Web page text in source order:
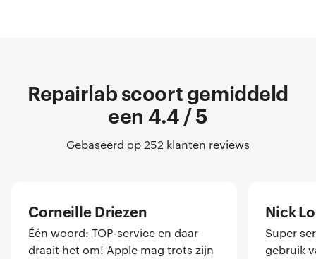
Repairlab scoort gemiddeld
een 4.4 / 5
Gebaseerd op 252 klanten reviews
Corneille Driezen
Één woord: TOP-service en daar
draait het om! Apple mag trots zijn
Nick
Super
gebruik